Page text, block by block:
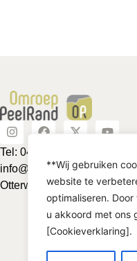
**Wij gebruiken
website te
optimaliseren.
u akkoord met ons
[Cookieverklaring].
Tel: 0492-463624
info@omroeppeelrand.nl
Otterweg 25 5741BC